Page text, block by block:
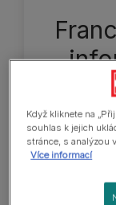
velkých
čenichem
žíhaná,
Když kliknete na
souhlas k jejich
stránce, s analýzou
Více informací